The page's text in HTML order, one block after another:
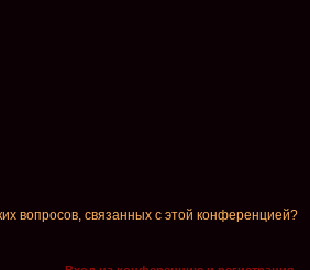
вопросов, связанных с этой конференцией?